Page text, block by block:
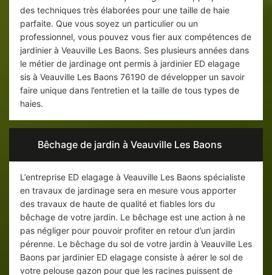
des techniques très élaborées pour une taille de haie
parfaite. Que vous soyez un particulier ou un
professionnel, vous pouvez vous fier aux compétences de
jardinier à Veauville Les Baons. Ses plusieurs années dans
le métier de jardinage ont permis à jardinier ED elagage
sis à Veauville Les Baons 76190 de développer un savoir
faire unique dans l’entretien et la taille de tous types de
haies.
Bêchage de jardin à Veauville Les Baons
L’entreprise ED elagage à Veauville Les Baons spécialiste
en travaux de jardinage sera en mesure vous apporter
des travaux de haute de qualité et fiables lors du
bêchage de votre jardin. Le bêchage est une action à ne
pas négliger pour pouvoir profiter en retour d’un jardin
pérenne. Le bêchage du sol de votre jardin à Veauville Les
Baons par jardinier ED elagage consiste à aérer le sol de
votre pelouse gazon pour que les racines puissent de